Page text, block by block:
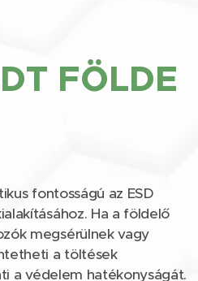
FÖLDE
fontosságú az ESD
Ha a földelő
megsérülnek vagy
a töltések
a védelem hatékonyságát.